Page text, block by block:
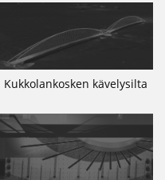
Kukkolankosken kävelysilta